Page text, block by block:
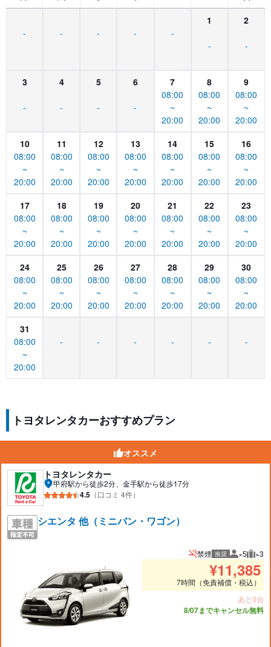
- - - - -
1
-
2
-
3
-
4
-
5
-
6
-
7
08:00
~
20:00
8
08:00
~
20:00
9
08:00
~
20:00
10
08:00
~
20:00
11
08:00
~
20:00
12
08:00
~
20:00
13
08:00
~
20:00
14
08:00
~
20:00
15
08:00
~
20:00
16
08:00
~
20:00
17
08:00
~
20:00
18
08:00
~
20:00
19
08:00
~
20:00
20
08:00
~
20:00
21
08:00
~
20:00
22
08:00
~
20:00
23
08:00
~
20:00
24
08:00
~
20:00
25
08:00
~
20:00
26
08:00
~
20:00
27
08:00
~
20:00
28
08:00
~
20:00
29
08:00
~
20:00
30
08:00
~
20:00
31
08:00
~
20:00
- - - - - -
トヨタレンタカーおすすめプラン
オススメ
トヨタレンタカー
甲府駅から徒歩2分、金手駅から徒歩17分
4.5 （口コミ 4件）
シエンタ 他（ミニバン・ワゴン）
禁煙 推奨 推奨人数
×5 推奨
×3
¥11,385
7時間（免責補償・税込）
あと3台
8/07までキャンセル無料